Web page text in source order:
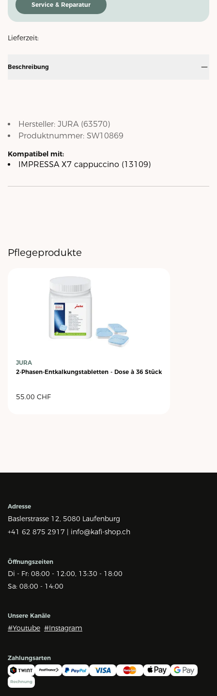
Service & Reparatur
Lieferzeit:
Beschreibung
Hersteller: JURA (63570)
Produktnummer: SW10869
Kompatibel mit:
IMPRESSA X7 cappuccino (13109)
Pflegeprodukte
JURA
2-Phasen-Entkalkungstabletten - Dose à 36 Stück
55.00 CHF
Adresse
Baslerstrasse 12, 5080 Laufenburg
+41 62 875 2917 | info@kafi-shop.ch
Öffnungszeiten
Di - Fr: 08:00 - 12:00, 13:30 - 18:00
Sa: 08:00 - 14:00
Unsere Kanäle
#Youtube #Instagram
Zahlungsarten